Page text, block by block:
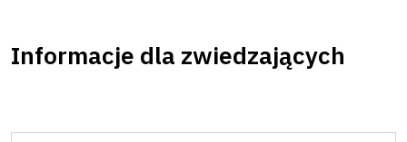
Informacje dla zwiedzających